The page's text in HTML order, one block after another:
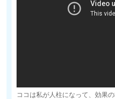
ココは私が人柱になって、効果